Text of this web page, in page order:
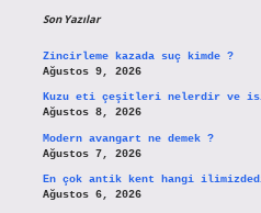
Son Yazılar
Zincirleme kazada suç kimde ?
Ağustos 9, 2026
Kuzu eti çeşitleri nelerdir ve
Ağustos 8, 2026
Modern avangart ne demek ?
Ağustos 7, 2026
En çok antik kent hangi
Ağustos 6, 2026